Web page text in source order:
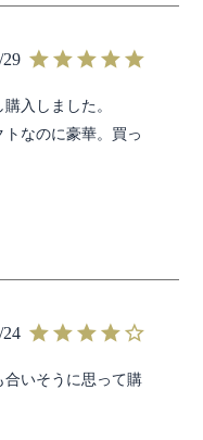
29
入しました。
なのに豪華。買っ
24
いそうに思って購